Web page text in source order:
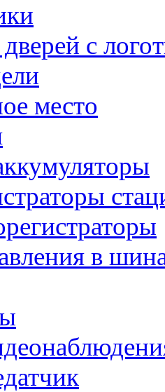
с
место
в